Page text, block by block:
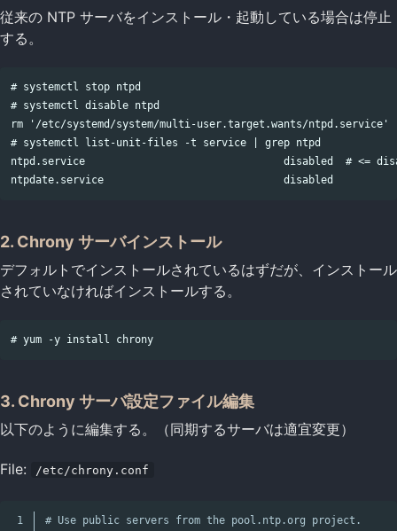
従来の NTP サーバをインストール・起動している場合は停止
する。
# systemctl stop ntpd
# systemctl disable ntpd
rm '/etc/systemd/system/multi-user.target.wants/ntpd.service'
# systemctl list-unit-files -t service | grep ntpd
ntpd.service                                disabled  # <= disabled
2. Chrony サーバインストール
デフォルトでインストールされているはずだが、インストール
されていなければインストールする。
3. Chrony サーバ設定ファイル編集
以下のように編集する。（同期するサーバは適宜変更）
File: /etc/chrony.conf
1
# Use public servers from the pool.ntp.org project.